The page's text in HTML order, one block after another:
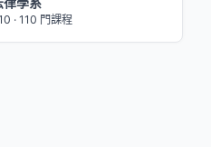
· 110 門課程